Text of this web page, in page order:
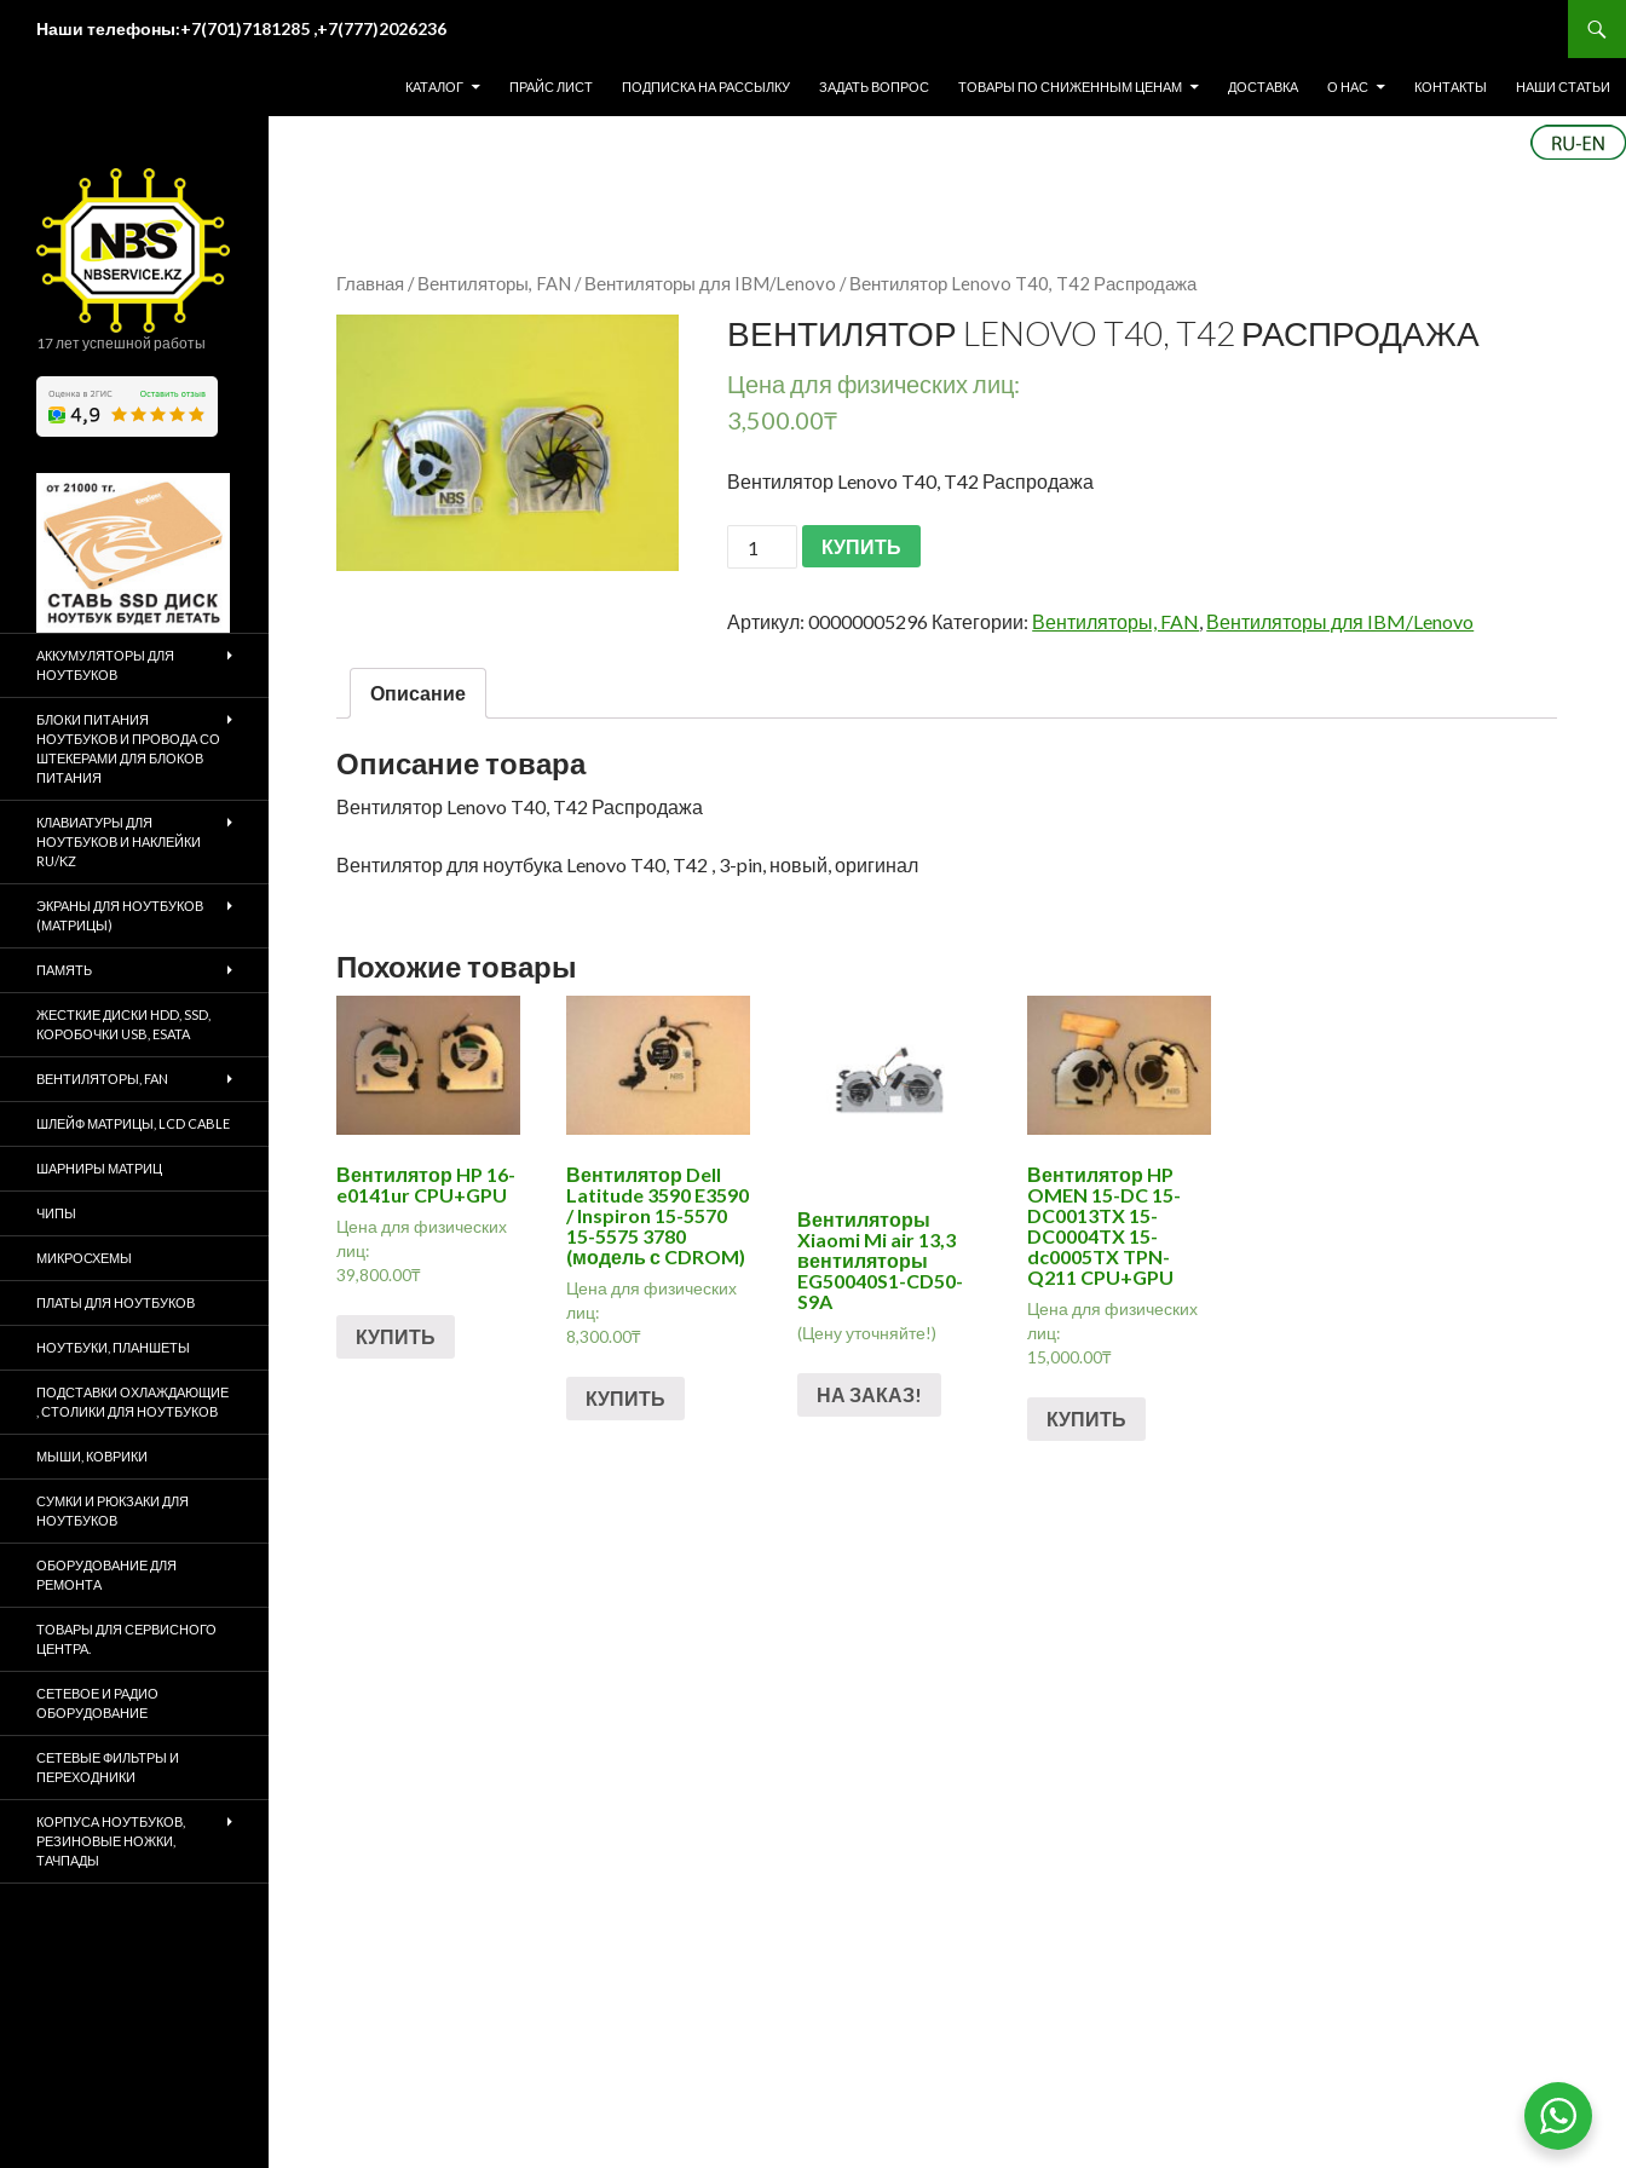
Наши телефоны:+7(701)7181285 ,+7(777)2026236
КАТАЛОГ
ПРАЙС ЛИСТ ПОДПИСКА НА РАССЫЛКУ ЗАДАТЬ ВОПРОС ТОВАРЫ ПО СНИЖЕННЫМ ЦЕНАМ ДОСТАВКА О НАС КОНТАКТЫ НАШИ СТАТЬИ
Главная /Вентиляторы, FAN /Вентиляторы для IBM/Lenovo / Вентилятор Lenovo T40, T42 Распродажа
ВЕНТИЛЯТОР LENOVO T40, T42 РАСПРОДАЖА
Цена для физических лиц:
3,500.00₸
Вентилятор Lenovo T40, T42 Распродажа
КУПИТЬ
Артикул:00000005296 Категории: Вентиляторы, FAN Вентиляторы для IBM/Lenovo
Описание
Описание товара
Вентилятор Lenovo T40, T42 Распродажа
Вентилятор для ноутбука Lenovo T40, T42 , 3-pin, новый, оригинал
Похожие товары
Вентилятор HP 16-
e0141ur CPU+GPU
Цена для физических
лиц:
39,800.00₸
КУПИТЬ
Вентилятор Dell
Latitude 3590 E3590
/ Inspiron 15-5570
15-5575 3780
(модель с CDROM)
Цена для физических
лиц:
8,300.00₸
КУПИТЬ
Вентиляторы
Xiaomi Mi air 13,3
вентиляторы
EG50040S1-CD50-
S9A
(Цену уточняйте!)
НА ЗАКАЗ!
Вентилятор HP
OMEN 15-DC 15-
DC0013TX 15-
DC0004TX 15-
dc0005TX TPN-
Q211 CPU+GPU
Цена для физических
лиц:
15,000.00₸
КУПИТЬ
17 лет успешной работы
АККУМУЛЯТОРЫ ДЛЯ
НОУТБУКОВ
БЛОКИ ПИТАНИЯ
НОУТБУКОВ И ПРОВОДА СО
ШТЕКЕРАМИ ДЛЯ БЛОКОВ
ПИТАНИЯ
КЛАВИАТУРЫ ДЛЯ
НОУТБУКОВ И НАКЛЕЙКИ
RU/KZ
ЭКРАНЫ ДЛЯ НОУТБУКОВ
(МАТРИЦЫ)
ПАМЯТЬ
ЖЕСТКИЕ ДИСКИ HDD, SSD,
КОРОБОЧКИ USB, ESATA
ВЕНТИЛЯТОРЫ, FAN
ШЛЕЙФ МАТРИЦЫ, LCD CABLE
ШАРНИРЫ МАТРИЦ
ЧИПЫ
МИКРОСХЕМЫ
ПЛАТЫ ДЛЯ НОУТБУКОВ
НОУТБУКИ, ПЛАНШЕТЫ
ПОДСТАВКИ ОХЛАЖДАЮЩИЕ
, СТОЛИКИ ДЛЯ НОУТБУКОВ
МЫШИ, КОВРИКИ
СУМКИ И РЮКЗАКИ ДЛЯ
НОУТБУКОВ
ОБОРУДОВАНИЕ ДЛЯ
РЕМОНТА
ТОВАРЫ ДЛЯ СЕРВИСНОГО
ЦЕНТРА.
СЕТЕВОЕ И РАДИО
ОБОРУДОВАНИЕ
СЕТЕВЫЕ ФИЛЬТРЫ И
ПЕРЕХОДНИКИ
КОРПУСА НОУТБУКОВ,
РЕЗИНОВЫЕ НОЖКИ,
ТАЧПАДЫ